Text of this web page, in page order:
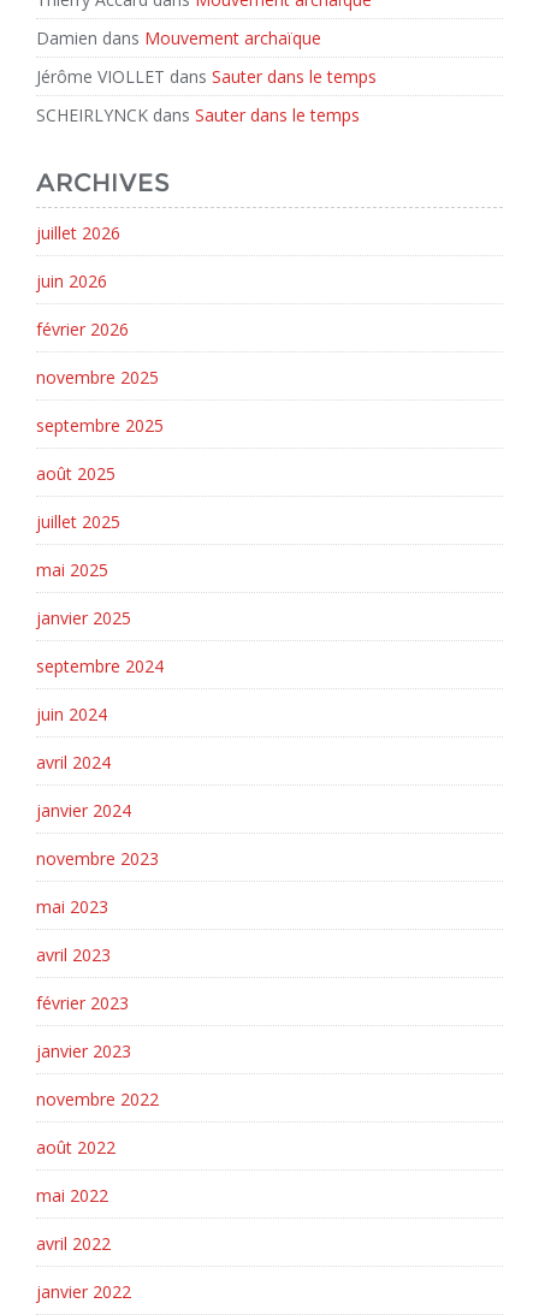
Damien dans Mouvement archaïque
Jérôme VIOLLET dans Sauter dans le temps
SCHEIRLYNCK dans Sauter dans le temps
ARCHIVES
juillet 2026
juin 2026
février 2026
novembre 2025
septembre 2025
août 2025
juillet 2025
mai 2025
janvier 2025
septembre 2024
juin 2024
avril 2024
janvier 2024
novembre 2023
mai 2023
avril 2023
février 2023
janvier 2023
novembre 2022
août 2022
mai 2022
avril 2022
janvier 2022